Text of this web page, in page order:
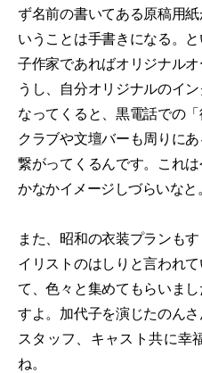
ず名前の書いてある原稿用
いうことは手書きになる。
子作家であればオリジナル
うし、自分オリジナルのイ
なってくると、黒電話での
クラブや文壇バーも周りに
繋がってくるんです。これ
かなかイメージしづらいなと。
また、昭和の衣装プランも
イリストのはしりと言われ
て、色々と集めてもらいま
すよ。加代子を演じたのん
スタッフ、キャスト共に幸
ね。